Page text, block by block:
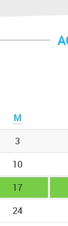
M
3
10
17
24